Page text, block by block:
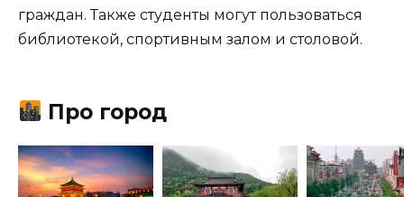
граждан. Также студенты могут пользоваться
библиотекой, спортивным залом и столовой.
Про город